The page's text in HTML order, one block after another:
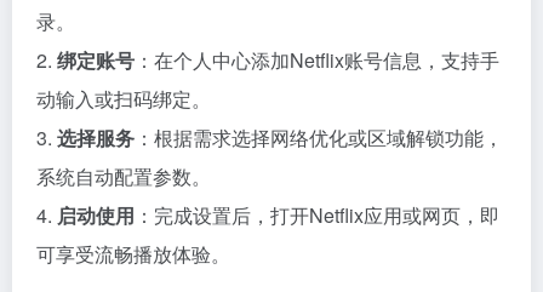
录。
2. 绑定账号 ：在个人中心添加Netflix账号信息，支持手
动输入或扫码绑定。
3. 选择服务 ：根据需求选择网络优化或区域解锁功能，
系统自动配置参数。
4. 启动使用 ：完成设置后，打开Netflix应用或网页，即
可享受流畅播放体验。